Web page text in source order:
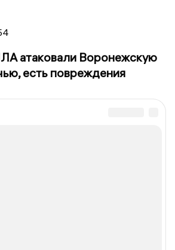
атаковали Воронежскую
есть повреждения